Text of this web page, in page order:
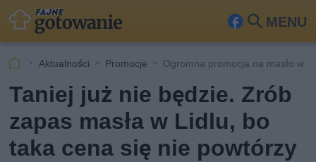
MENU
Fa
ook
Szu
Aktualności Promocje Ogromna promocja na masło w
Taniej już nie będzie. Zrób
zapas masła w Lidlu, bo
taka cena się nie powtórzy